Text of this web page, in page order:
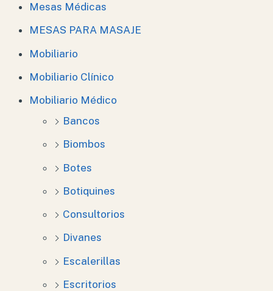
Mesas Médicas
MESAS PARA MASAJE
Mobiliario
Mobiliario Clínico
Mobiliario Médico
Bancos
Biombos
Botes
Botiquines
Consultorios
Divanes
Escalerillas
Escritorios